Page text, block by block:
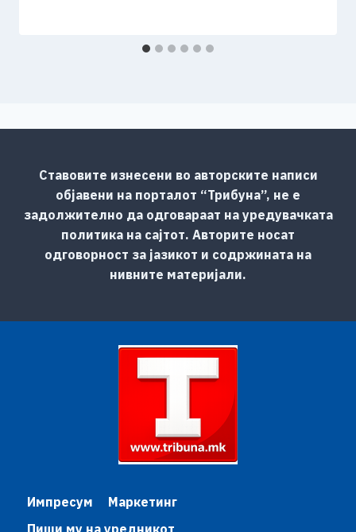
Ставовите изнесени во авторските написи
објавени на порталот “Трибуна”, не е
задолжително да одговараат на уредувачката
политика на сајтот. Авторите носат
одговорност за јазикот и содржината на
нивните материјали.
Импресум
Маркетинг